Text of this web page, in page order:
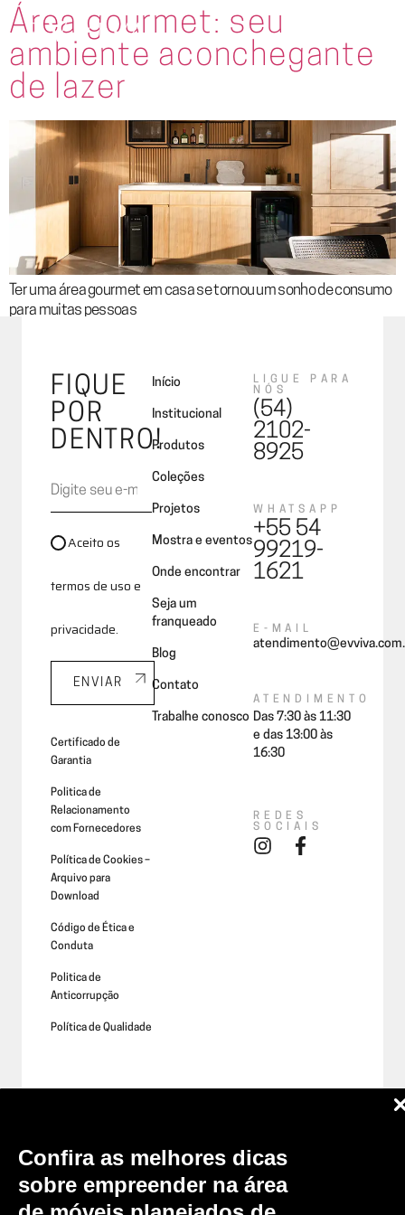
Confira as melhores dicas
sobre empreender na área
Área gourmet: seu
ambiente aconchegante
de lazer
Ter uma área gourmet em casa se tornou um sonho de consumo
para muitas pessoas
FIQUE
POR
DENTRO!
Aceito os
termos de uso e
privacidade.
ENVIAR
Certificado de
Garantia
Politica de
Relacionamento
com Fornecedores
Política de Cookies –
Arquivo para
Download
Código de Ética e
Conduta
Politica de
Anticorrupção
Política de Qualidade
Início
Institucional
Produtos
Coleções
Projetos
Mostra e eventos
Onde encontrar
Seja um
franqueado
Blog
Contato
Trabalhe conosco
LIGUE PARA
NÓS
(54)
2102-
8925
WHATSAPP
+55 54
99219-
1621
E-MAIL
ATENDIMENTO
Das 7:30 às 11:30
e das 13:00 às
16:30
REDES
SOCIAIS